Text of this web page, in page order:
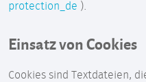
protection_de ).
Einsatz von Cookies
Cookies sind Textdateien,